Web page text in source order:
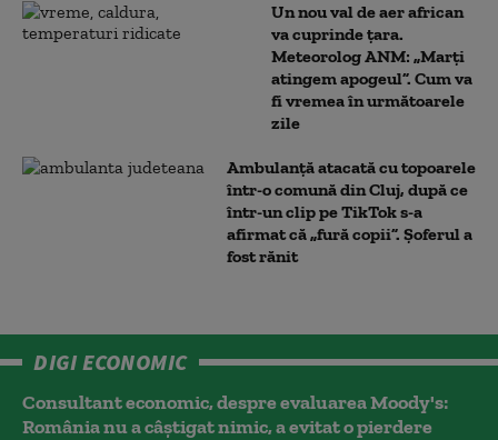
Un nou val de aer african
va cuprinde țara.
Meteorolog ANM: „Marți
atingem apogeul”. Cum va
fi vremea în următoarele
zile
Ambulanţă atacată cu topoarele
într-o comună din Cluj, după ce
într-un clip pe TikTok s-a
afirmat că „fură copii”. Șoferul a
fost rănit
DIGI ECONOMIC
Consultant economic, despre evaluarea Moody's:
România nu a câştigat nimic, a evitat o pierdere